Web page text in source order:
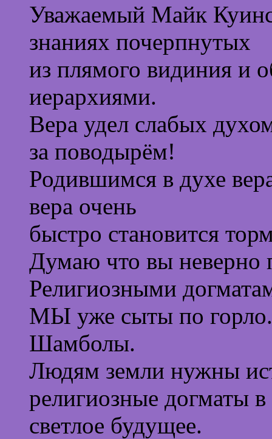
Уважаемый Майк
знаниях почерпнутых
из плямого видиния и
иерархиями.
Вера удел слабых
за поводырём!
Родившимся в духе
вера очень
быстро становится
Думаю что вы неверно
Религиозными
МЫ уже сыты по горло.
Шамболы.
Людям земли нужны
религиозные догматы в
светлое будущее.